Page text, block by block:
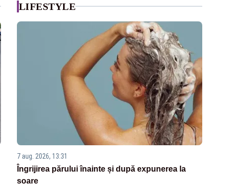
LIFESTYLE
7 aug. 2026, 13:31
Îngrijirea părului înainte și după expunerea la
soare